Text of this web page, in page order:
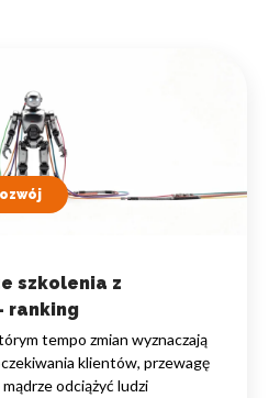
szkolenia z
ranking
tempo zmian wyznaczają
klientów, przewagę
odciążyć ludzi